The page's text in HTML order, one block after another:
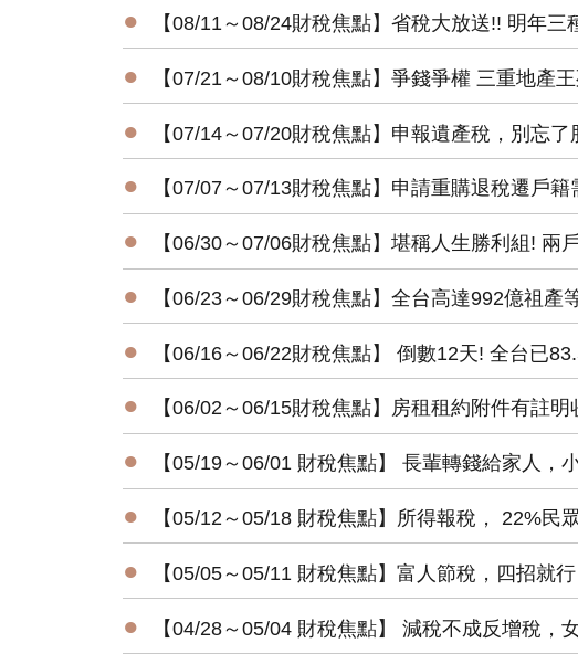
● 【08/11～08/24財稅焦點】省稅大放送!! 明年三
● 【07/21～08/10財稅焦點】爭錢爭權 三重地產
● 【07/14～07/20財稅焦點】申報遺產稅，別忘了
● 【07/07～07/13財稅焦點】申請重購退稅遷戶
● 【06/30～07/06財稅焦點】堪稱人生勝利組! 兩
● 【06/23～06/29財稅焦點】全台高達992億祖產
● 【06/16～06/22財稅焦點】 倒數12天! 全台已
● 【06/02～06/15財稅焦點】房租租約附件有註
● 【05/19～06/01 財稅焦點】 長輩轉錢給家人，
● 【05/12～05/18 財稅焦點】所得報稅， 22%民
● 【05/05～05/11 財稅焦點】富人節稅，四招就行
● 【04/28～05/04 財稅焦點】 減稅不成反增稅，